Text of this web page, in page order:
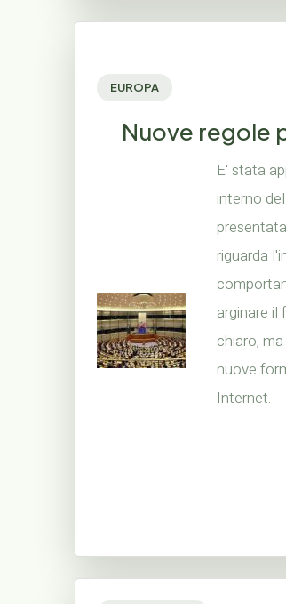
EUROPA
Nuove regole
E' stata
interno
riguarda
arginare
chiaro,
nuove
Internet.